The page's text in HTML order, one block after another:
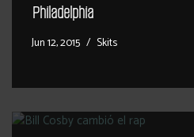
Philadelphia
Jun 12, 2015 Skits